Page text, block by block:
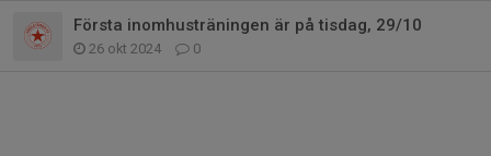
Första inomhusträningen är på tisdag, 29/10
26 okt 2024 0